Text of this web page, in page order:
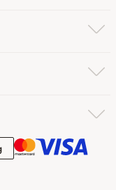
Rekening